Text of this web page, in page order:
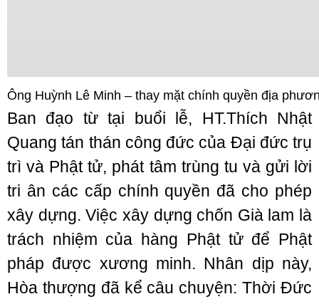
Ông Huỳnh Lê Minh – thay mặt chính quyền địa
Ban đạo từ tại buổi lễ, HT.Thích Nhật
Quang tán thán công đức của Đại đức trụ
trì và Phật tử, phát tâm trùng tu và gửi lời
tri ân các cấp chính quyền đã cho phép
xây dựng. Việc xây dựng chốn Già lam là
trách nhiệm của hàng Phật tử để Phật
pháp được xương minh. Nhân dịp này,
Hòa thượng đã kể câu chuyện: Thời Đức